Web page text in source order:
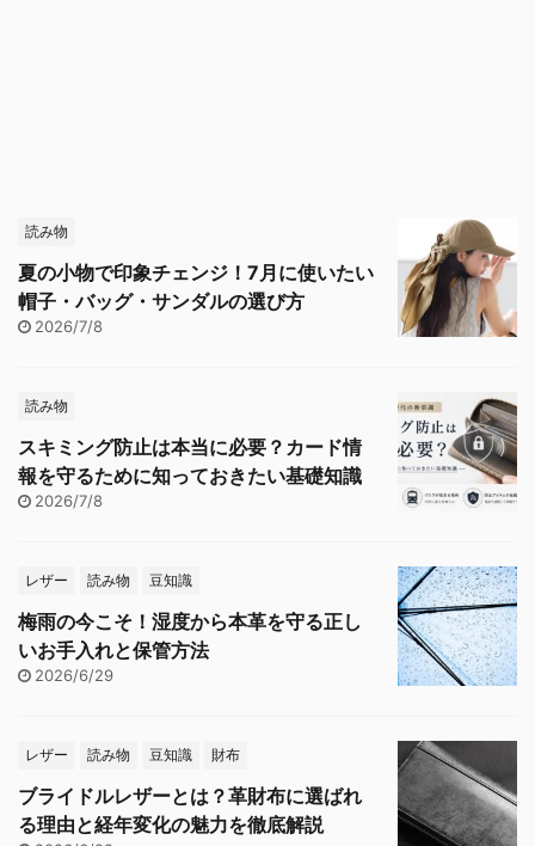
読み物
夏の小物で印象チェンジ！7月に使いたい
帽子・バッグ・サンダルの選び方
2026/7/8
読み物
スキミング防止は本当に必要？カード情
報を守るために知っておきたい基礎知識
2026/7/8
レザー 読み物 豆知識
梅雨の今こそ！湿度から本革を守る正し
いお手入れと保管方法
2026/6/29
レザー 読み物 豆知識 財布
ブライドルレザーとは？革財布に選ばれ
る理由と経年変化の魅力を徹底解説